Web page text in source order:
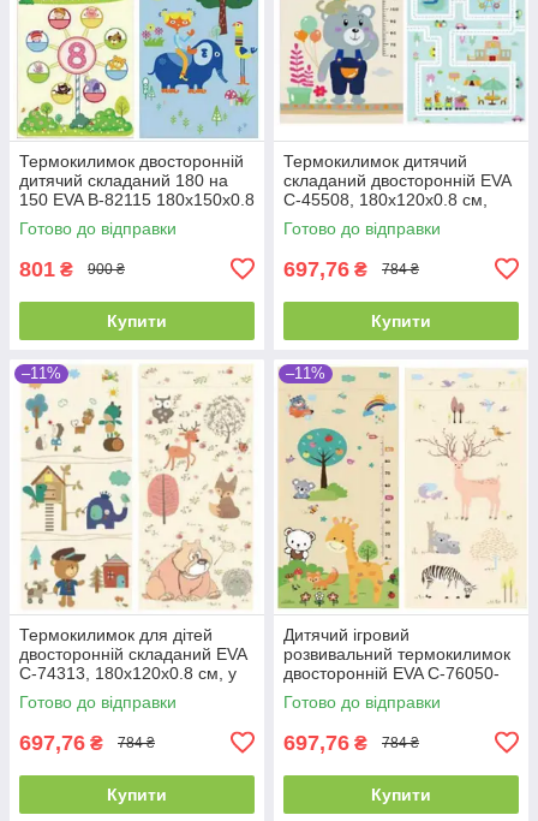
Термокилимок двосторонній
дитячий складаний 180 на
150 EVA В-82115 180х150х0.8
см, у сумці
Готово до відправки
801 ₴ 900 ₴
Купити
Термокилимок дитячий
складаний двосторонній EVA
С-45508, 180х120х0.8 см,
ігровий розвивальний
килимок на підлогу
Готово до відправки
697,76 ₴ 784 ₴
Купити
–11%
Термокилимок для дітей
двосторонній складаний EVA
С-74313, 180х120х0.8 см, у
сумці, ігровий розвивальний
килимок
Готово до відправки
697,76 ₴ 784 ₴
Купити
–11%
Дитячий ігровий
розвивальний термокилимок
двосторонній EVA С-76050-
36355, 180х120х0.8 см, у
сумці
Готово до відправки
697,76 ₴ 784 ₴
Купити